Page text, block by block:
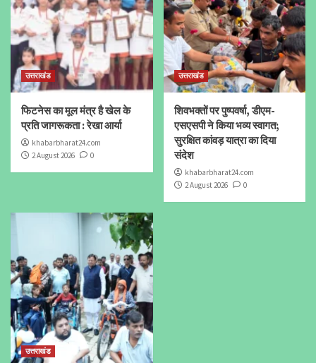
उत्तराखंड
फिटनेस का मूल मंत्र है खेल के
प्रति जागरूकता : रेखा आर्या
khabarbharat24.com
2 August 2026
0
उत्तराखंड
शिवभक्तों पर पुष्पवर्षा, डीएम-
एसएसपी ने किया भव्य स्वागत;
सुरक्षित कांवड़ यात्रा का दिया
संदेश
khabarbharat24.com
2 August 2026
0
उत्तराखंड